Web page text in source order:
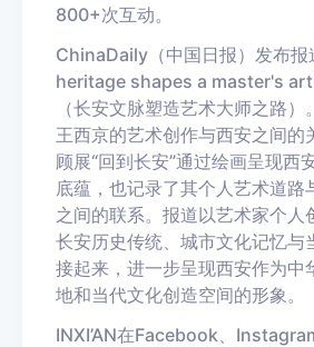
800+次互动。
ChinaDaily （中国日报）发布报
heritage shapes a master's
（长安文脉塑造艺术大师之路
王西京的艺术创作与西安之间的
顾展“回到长安”通过绘画呈现西
底蕴，也记录了其个人艺术道路
之间的联系。报道以艺术家个人
长安历史传统、城市文化记忆与
接起来，进一步呈现西安作为中
地和当代文化创造空间的形象。
INXI’AN在Facebook、